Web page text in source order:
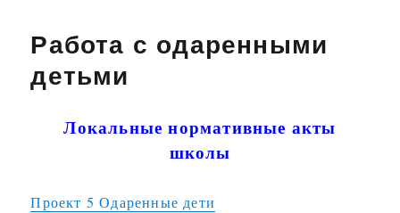
Работа с одаренными
детьми
Локальные нормативные акты
школы
Проект 5 Одаренные дети